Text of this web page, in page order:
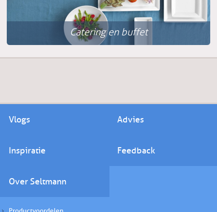
Catering en buffet
Vlogs Advies
Inspiratie Feedback
Over Seltmann